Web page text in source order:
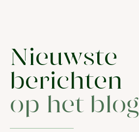
Nieuwste
berichten
op het blog